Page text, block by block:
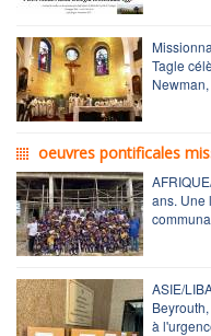
Tagle
oeuvres pontificales
ans. Une
ASIE/
à